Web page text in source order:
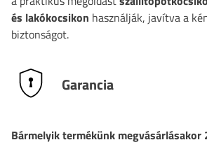
és lakókocsikon használják, javítva a
biztonságot.
Garancia
Bármelyik termékünk megvásárlásakor